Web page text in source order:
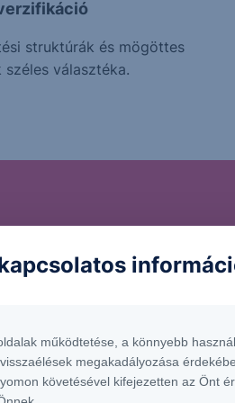
struktúrák és mögöttes
széles választéka.
hogy tisztában légy a vele
működtetése, a könnyebb
megakadályozása
követésével kifejezetten az Önt